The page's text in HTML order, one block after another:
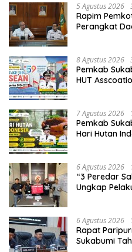
5 Agustus 2026
Rapim
Perangkat
8 Agustus 2026
Pemkab
HUT
7 Agustus 2026
Pemkab
Hari Hutan
6 Agustus 2026
“3 Peredar
Ungkap
6 Agustus 2026
Rapat
Sukabumi